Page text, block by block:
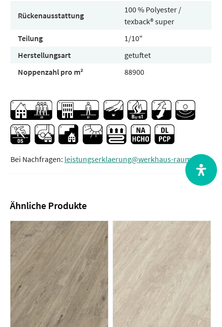
Rückenausstattung
100 % Polyester /
texback® super
Teilung
1/10"
Herstellungsart
getuftet
Noppenzahl pro m²
88900
Bei Nachfragen: leistungserklaerung@werkhaus-raum.de
Ähnliche Produkte